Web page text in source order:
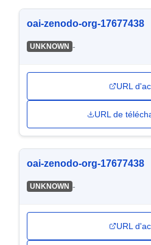
oai-zenodo-org-17677438
UNKNOWN -
URL
URL de
oai-zenodo-org-17677438
UNKNOWN -
URL